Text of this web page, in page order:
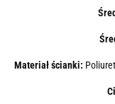
Materiał ścianki: